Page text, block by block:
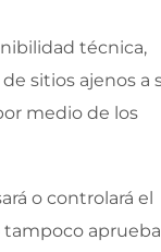
técnica,
sitios ajenos a
medio de los
o controlará el